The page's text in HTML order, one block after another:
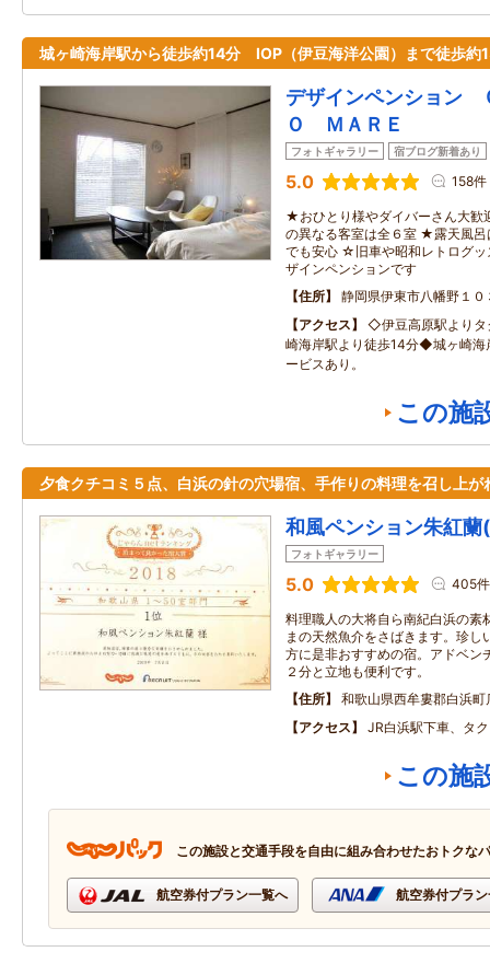
城ヶ崎海岸駅から徒歩約14分 IOP（伊豆海洋公園）まで徒歩約
デザインペンション
Ｏ ＭＡＲＥ
フォトギャラリー 宿ブログ新着あり
5.0 158件
★おひとり様やダイバーさん大
の異なる客室は全６室 ★露天風呂
でも安心 ☆旧車や昭和レトログッ
ザインペンションです
住所
静岡県伊東市八幡野１０
アクセス
◇伊豆高原駅より
崎海岸駅より徒歩14分◆城ヶ崎海
ービスあり。
この施
夕食クチコミ５点、白浜の針の穴場宿、手作りの料理を召し上が
和風ペンション朱紅
フォトギャラリー
5.0 405件
料理職人の大将自ら南紀白浜の素
まの天然魚介をさばきます。珍し
方に是非おすすめの宿。アドベン
２分と立地も便利です。
住所
和歌山県西牟婁郡白浜
アクセス
JR白浜駅下車、タ
この施
この施設と交通手段を自由に組み合わせたおトクな
航空券付プラン一覧へ 航空券付プラ